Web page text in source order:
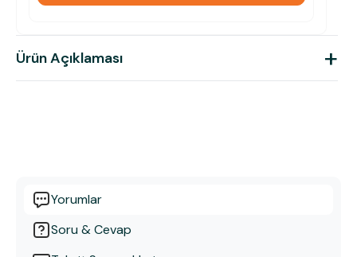
Ürün Açıklaması +
Yorumlar
Soru & Cevap